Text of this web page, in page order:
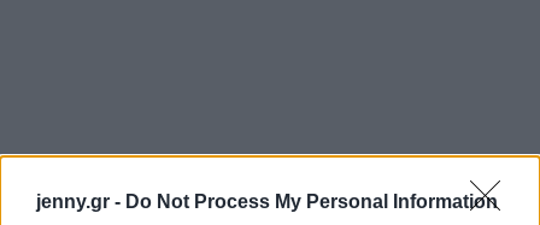
jenny.gr - Do Not Process My Personal Information